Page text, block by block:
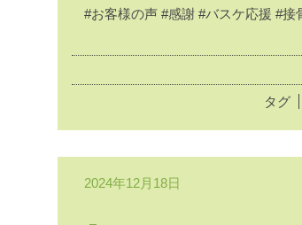
#お客様の声 #感謝 #バスケ応援 #
タグ
2024年12月18日